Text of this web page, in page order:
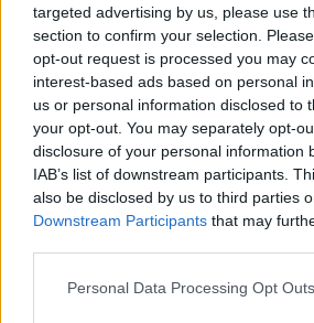
targeted advertising by us, please use
section to confirm your selection.
opt-out request is processed you may
interest-based ads based on personal
us or personal information disclosed to
your opt-out. You may separately opt-
disclosure of your personal information
IAB’s list of downstream participants.
also be disclosed by us to third parties
Downstream Participants that may
Please note that this website/app uses
Personal Data Processing Opt Outs
Zsizska szerepét Petr Jakl rendező
színészre bízta, Bores főúrt a
Michael Caine alakítja. Bores kitalált
adósságokkal küszködő IV. Vencel
A további főszerepekben a német Til
Matthew Goode és az angol
Sophie Lowe tűnik fel. A színészek
premieren is részt vett, míg a 89 éves